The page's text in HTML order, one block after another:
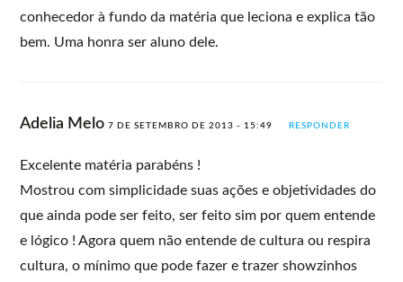
conhecedor à fundo da matéria que leciona e explica tão
bem. Uma honra ser aluno dele.
Adelia Melo7 DE SETEMBRO DE 2013 - 15:49 RESPONDER
Excelente matéria parabéns !
Mostrou com simplicidade suas ações e objetividades do
que ainda pode ser feito, ser feito sim por quem entende
e lógico ! Agora quem não entende de cultura ou respira
cultura, o mínimo que pode fazer e trazer showzinhos